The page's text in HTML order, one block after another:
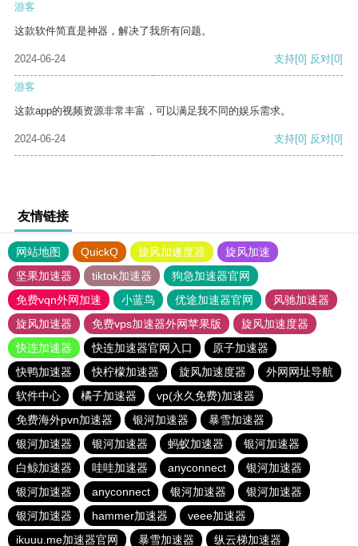
游客
这款软件简直是神器，解决了我所有问题。
2024-06-24 支持[0] 反对[0]
游客
这款app的视频资源非常丰富，可以满足我不同的娱乐需求。
2024-06-24 支持[0] 反对[0]
友情链接
网站地图 QuickQ 旋风加速度器
旋风加速
坚果加速器
tiktok加速器
狗急加速器官网
免费vqn外网加速
小蓝鸟 优途加速器官网
风驰加速器
旋风加速器
免费vps加速器外网苹果版
旋风加速度器
快连加速器
快连加速器官网入口
原子加速器
快鸭加速器
快柠檬加速器 旋风加速度器
外网网址导航
软件中心
橘子加速器
vp(永久免费)加速器
免费海外pvn加速器
银河加速器
暴雪加速器
银河加速器
银河加速器 蚂蚁加速器
银河加速器
白鲸加速器
哇哇加速器 anyconnect
银河加速器
银河加速器
anyconnect 银河加速器
银河加速器
银河加速器
hammer加速器
veee加速器
ikuuu.me加速器官网
暴雪加速器 纵云梯加速器